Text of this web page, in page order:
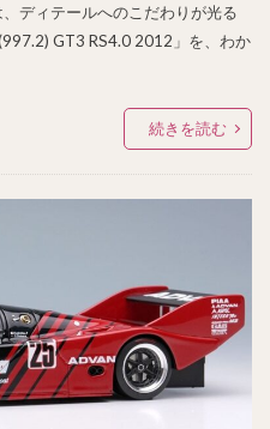
ディテールへのこだわりが光る
GT3 RS4.0 2012」を、わか
続きを読む